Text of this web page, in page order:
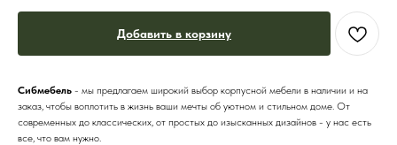
Добавить в корзину
Сибмебель - мы предлагаем широкий выбор корпусной мебели в наличии и на
заказ, чтобы воплотить в жизнь ваши мечты об уютном и стильном доме. От
современных до классических, от простых до изысканных дизайнов - у нас есть
все, что вам нужно.